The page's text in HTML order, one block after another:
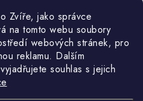
Zvíře, jako správce
na tomto webu soubory
webových stránek, pro
reklamu. Dalším
souhlas s jejich